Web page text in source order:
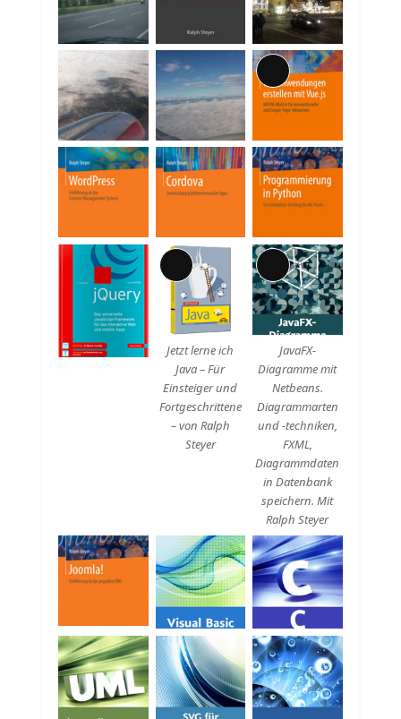
Beschreibung
Lange
Beschreibung
Lange
Beschreibung
Jetzt lerne ich
Java – Für
Einsteiger und
Fortgeschrittene
– von Ralph
Steyer
Lange
Beschreibung
JavaFX-
Diagramme mit
Netbeans.
Diagrammarten
und -techniken,
FXML,
Diagrammdaten
in Datenbank
speichern. Mit
Ralph Steyer